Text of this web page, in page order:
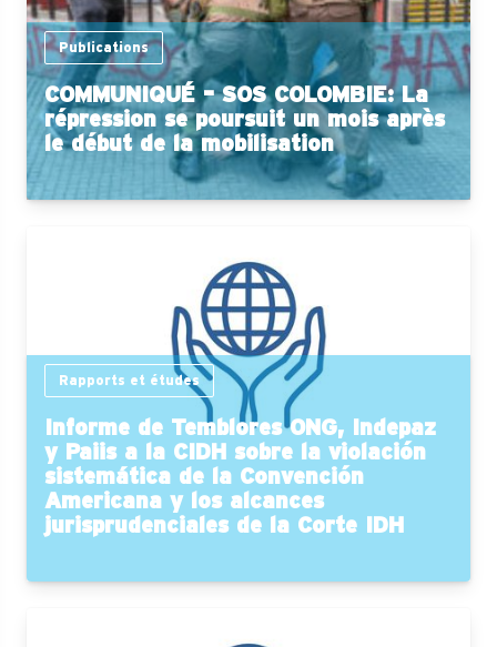
Publications
COMMUNIQUÉ – SOS COLOMBIE: La
répression se poursuit un mois après
le début de la mobilisation
Rapports et études
Informe de Temblores ONG, Indepaz
y Paiis a la CIDH sobre la violación
sistemática de la Convención
Americana y los alcances
jurisprudenciales de la Corte IDH